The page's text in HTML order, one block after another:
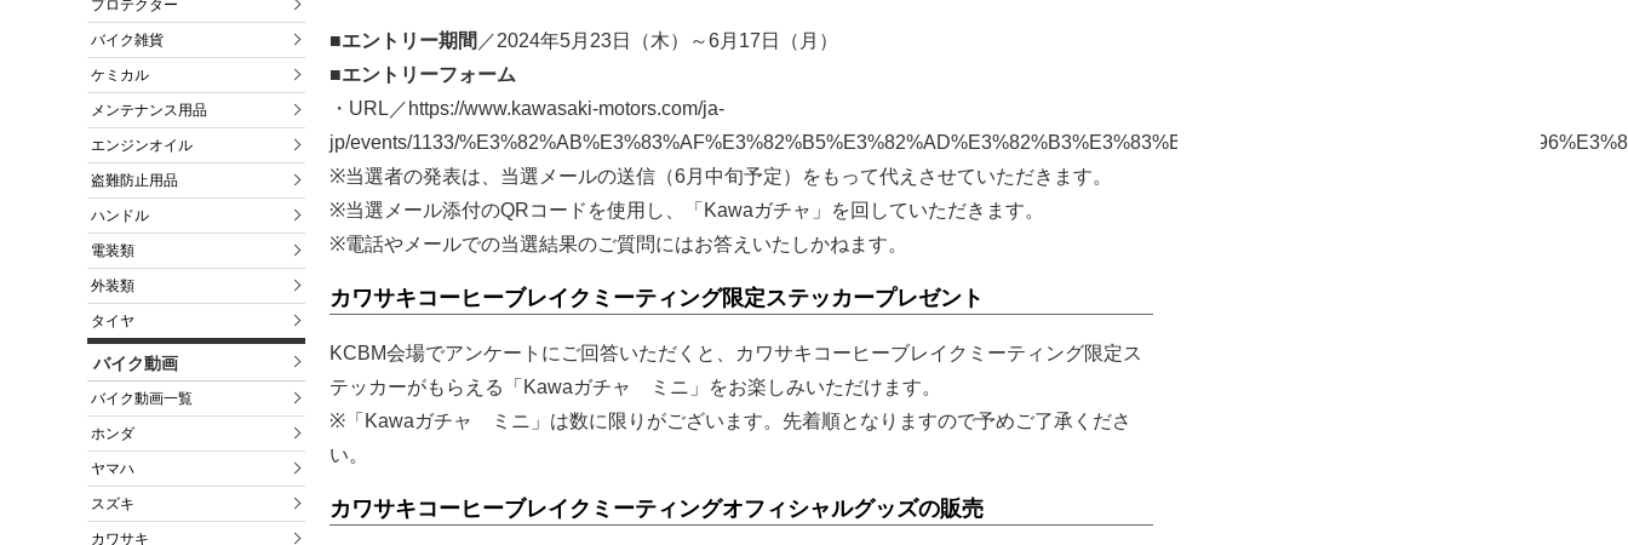
プロテクター
バイク雑貨
ケミカル
メンテナンス用品
エンジンオイル
盗難防止用品
ハンドル
電装類
外装類
タイヤ
バイク動画
バイク動画一覧
ホンダ
ヤマハ
スズキ
カワサキ
■エントリー期間 ／2024年5月23日（木）～6月17日（月）
■エントリーフォーム
・URL／https://www.kawasaki-motors.com/ja-
jp/events/1133/
※当選者の発表は、当選メールの送信（6月中旬予定）をもって代えさせていただきます。
※当選メール添付のQRコードを使用し、「Kawaガチャ」を回していただきます。
※電話やメールでの当選結果のご質問にはお答えいたしかねます。
カワサキコーヒーブレイクミーティング限定ステッカープレゼント
KCBM会場でアンケートにご回答いただくと、カワサキコーヒーブレイクミーティング限定ス
テッカーがもらえる「Kawaガチャ ミニ」をお楽しみいただけます。
※「Kawaガチャ ミニ」は数に限りがございます。先着順となりますので予めご了承くださ
い。
カワサキコーヒーブレイクミーティングオフィシャルグッズの販売